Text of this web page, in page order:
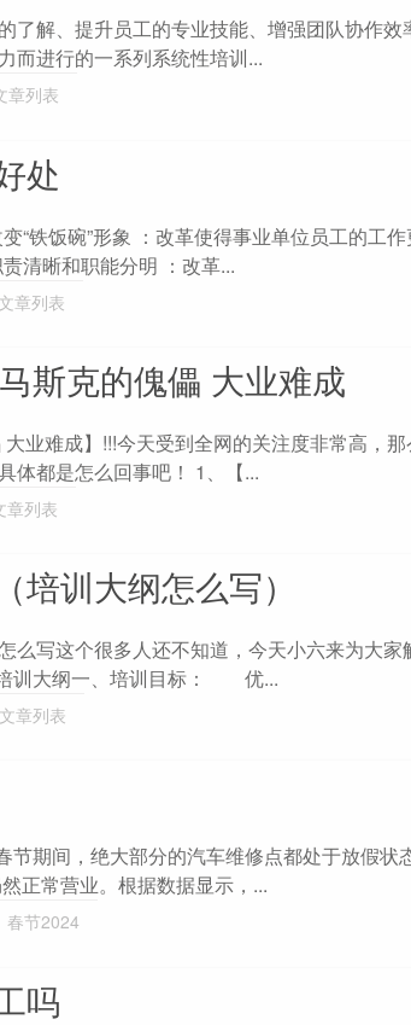
了解、提升员工的专业技能、增强团队协作效
而进行的一系列系统性培训...
章列表
处
“铁饭碗”形象 ：改革使得事业单位员工的工作
清晰和职能分明 ：改革...
文章列表
斯克的傀儡 大业难成
大业难成】!!!今天受到全网的关注度非常高，
体都是怎么回事吧！ 1、【...
章列表
训大纲怎么写）
么写这个很多人还不知道，今天小六来为大家
培训大纲一、培训目标： 优...
文章列表
节期间，绝大部分的汽车维修点都处于放假状
正常营业。根据数据显示，...
春节2024
吗